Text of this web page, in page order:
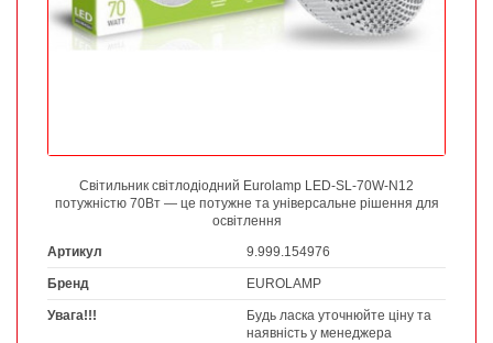
Світильник світлодіодний Eurolamp LED-SL-70W-N12
потужністю 70Вт — це потужне та універсальне рішення для
освітлення
Артикул
9.999.154976
Бренд EUROLAMP
Увага!!!
Будь ласка уточнюйте ціну та
наявність у менеджера